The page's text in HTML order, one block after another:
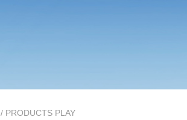
/ PRODUCTS PLAY